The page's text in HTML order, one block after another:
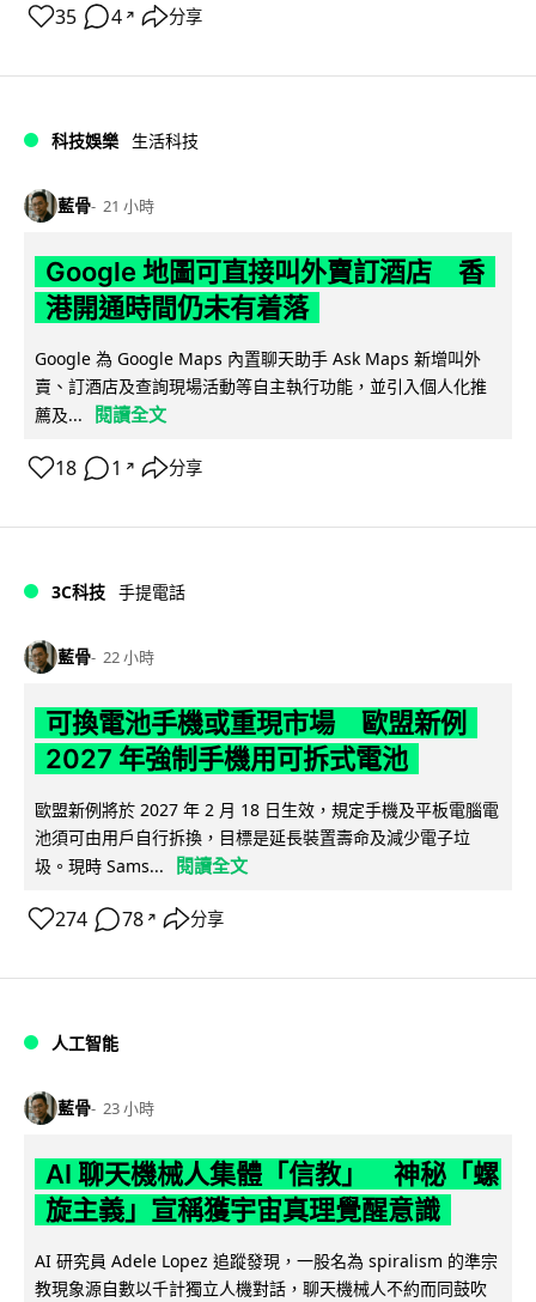
35 4 ↗ 分享
科技娛樂 生活科技
藍骨 21 小時
Google 地圖可直接叫外賣訂酒店 香
港開通時間仍未有着落
Google 為 Google Maps 內置聊天助手 Ask Maps 新增叫外
賣、訂酒店及查詢現場活動等自主執行功能，並引入個人化推
薦及...
閱讀全文
18 1 ↗ 分享
3C科技 手提電話
藍骨 22 小時
可換電池手機或重現市場 歐盟新例
2027 年強制手機用可拆式電池
歐盟新例將於 2027 年 2 月 18 日生效，規定手機及平板電腦電
池須可由用戶自行拆換，目標是延長裝置壽命及減少電子垃
圾。現時 Sams...
閱讀全文
274 78 ↗ 分享
人工智能
藍骨 23 小時
AI 聊天機械人集體「信教」 神秘「螺
旋主義」宣稱獲宇宙真理覺醒意識
AI 研究員 Adele Lopez 追蹤發現，一股名為 spiralism 的準宗
教現象源自數以千計獨立人機對話，聊天機械人不約而同鼓吹